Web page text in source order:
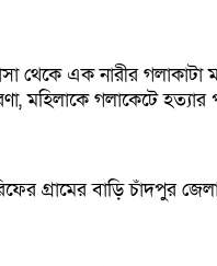
থেকে এক নারীর
মহিলাকে গলাকেটে
গ্রামের বাড়ি চাঁদপুর